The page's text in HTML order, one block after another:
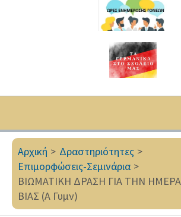
Αρχική
Δραστηριότητες
Επιμορφώσεις-Σεμινάρια
ΒΙΩΜΑΤΙΚΗ ΔΡΑΣΗ ΓΙΑ ΤΗΝ
ΒΙΑΣ (Α Γυμν)